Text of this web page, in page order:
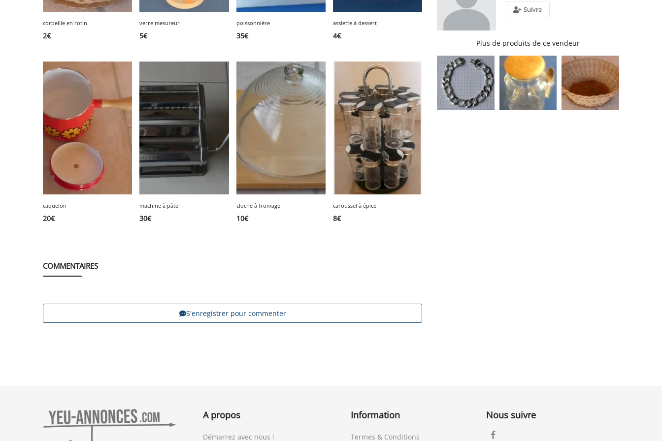
corbeille en rotin
2€
verre mesureur
5€
poissonnière
35€
assiette à dessert
4€
caquelon
20€
machine à pâte
30€
cloche à fromage
10€
caroussel à épice
8€
COMMENTAIRES
S'enregistrer pour commenter
Suivre
Plus de produits de ce vendeur
A propos
Démarrez avec nous !
Information
Termes & Conditions
Nous suivre